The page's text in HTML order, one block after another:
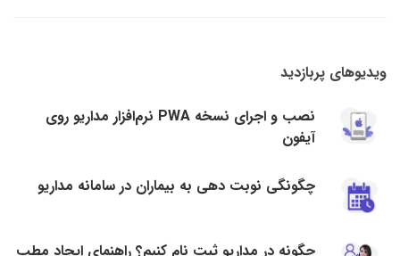
ویدیوهای پربازدید
نصب و اجرای نسخه PWA نرم‌افزار مداریو روی
آیفون
چگونگی نوبت دهی به بیماران در سامانه مداریو
چگونه در مداریو ثبت نام کنیم؟ راهنمای ایجاد مطب